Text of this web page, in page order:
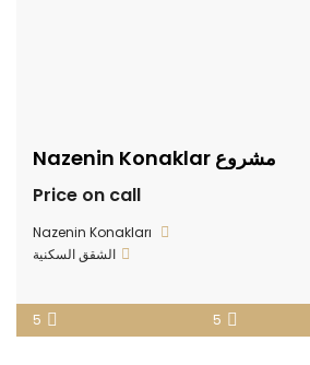
مشروع Nazenin Konaklar
Price on call
Nazenin Konakları
الشقق السكنية
5
5